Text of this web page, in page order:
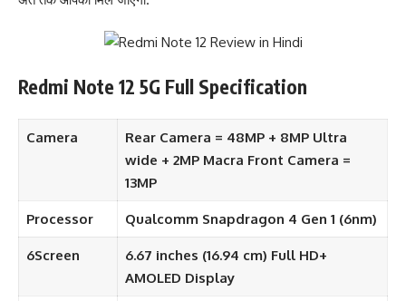
Redmi Note 12 5G Full Specification
Camera
Rear Camera = 48MP + 8MP Ultra
wide + 2MP Macra Front Camera =
13MP
Processor Qualcomm Snapdragon 4 Gen 1 (6nm)
6Screen
6.67 inches (16.94 cm) Full HD+
AMOLED Display